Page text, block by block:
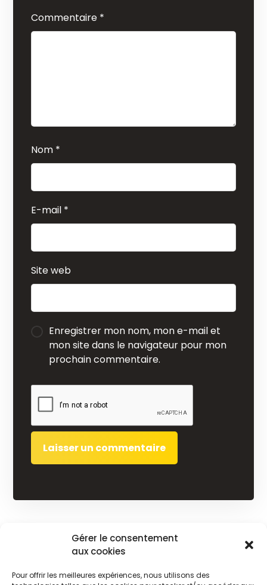
Gérer le consentement
aux cookies
Pour offrir les meilleures expériences, nous utilisons des
Commentaire *
Nom *
E-mail *
Site web
Enregistrer mon nom, mon e-mail et
mon site dans le navigateur pour mon
prochain commentaire.
Désinsectisation